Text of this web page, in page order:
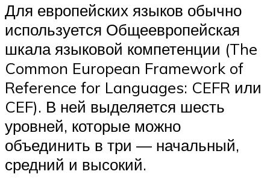
Для европейских языков обычно
используется Общеевропейская
шкала языковой компетенции (The
Common European Framework of
Reference for Languages: CEFR или
CEF). В ней выделяется шесть
уровней, которые можно
объединить в три — начальный,
средний и высокий.